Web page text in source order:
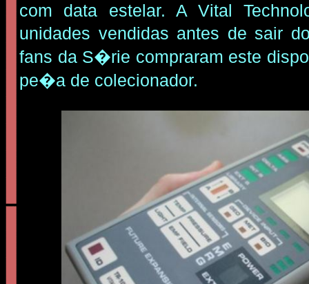
com data estelar. A Vital
unidades vendidas antes de sair
fans da S�rie compraram este
pe�a de colecionador.